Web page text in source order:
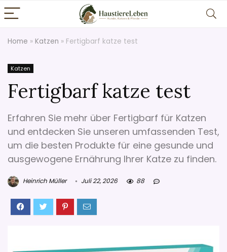
Home » Katzen » Fertigbarf katze test
Katzen
Fertigbarf katze test
Erfahren Sie mehr über Fertigbarf für Katzen
und entdecken Sie unseren umfassenden Test,
um die besten Produkte für eine gesunde und
ausgewogene Ernährung Ihrer Katze zu finden.
Heinrich Müller Juli 22, 2026 88